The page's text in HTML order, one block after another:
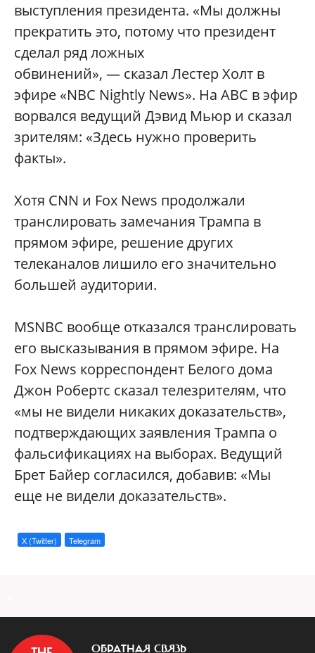
выступления президента. «Мы должны
прекратить это, потому что президент
сделал ряд ложных
обвинений», — сказал Лестер Холт в
эфире «NBC Nightly News». На ABC в эфир
ворвался ведущий Дэвид Мьюр и сказал
зрителям: «Здесь нужно проверить
факты».
Хотя CNN и Fox News продолжали
транслировать замечания Трампа в
прямом эфире, решение других
телеканалов лишило его значительно
большей аудитории.
MSNBC вообще отказался транслировать
его высказывания в прямом эфире. На
Fox News корреспондент Белого дома
Джон Робертс сказал телезрителям, что
«мы не видели никаких доказательств»,
подтверждающих заявления Трампа о
фальсификациях на выборах. Ведущий
Брет Байер согласился, добавив: «Мы
еще не видели доказательств».
X (Twitter) Telegram
ОБРАТНАЯ СВЯЗЬ